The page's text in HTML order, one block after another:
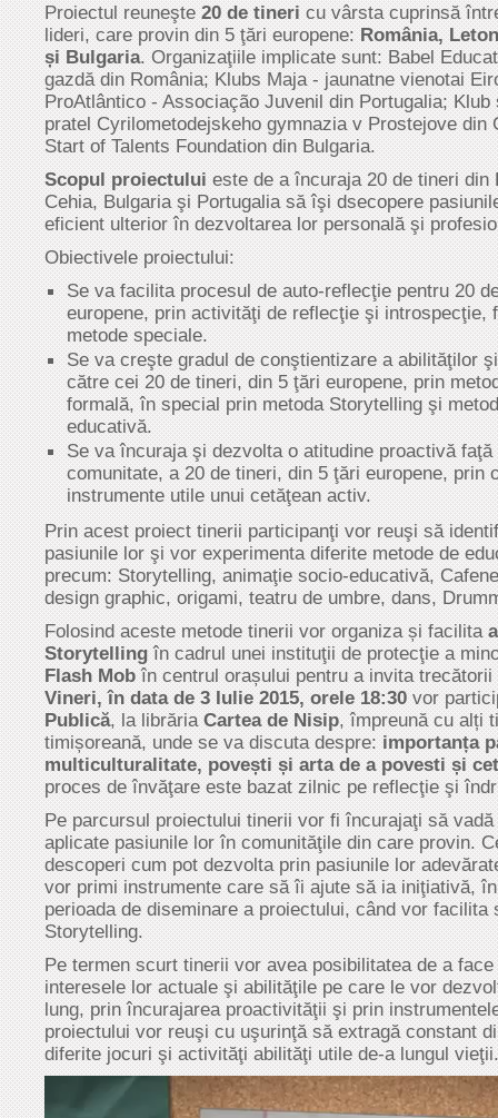
Proiectul reuneşte20 de tinericu vârsta cuprinsă
lideri, care provin din 5 ţări europene:România,
și Bulgaria. Organizaţiile implicate sunt: Babel
gazdă din România; Klubs Maja - jaunatne vienotai
ProAtlântico - Associação Juvenil din Portugalia; Klub
pratel Cyrilometodejskeho gymnazia v Prostejove din
Start of Talents Foundation din Bulgaria.
Scopul proiectuluieste de a încuraja 20 de tineri din
Cehia, Bulgaria şi Portugalia să îşi dsecopere
eficient ulterior în dezvoltarea lor personală şi
Obiectivele proiectului:
Se va facilita procesul de auto-reflecţie pentru 20
europene, prin activităţi de reflecţie şi introspecţie,
metode speciale.
Se va creşte gradul de conştientizare a abilităţilor
către cei 20 de tineri, din 5 ţări europene, prin
formală, în special prin metoda Storytelling şi
educativă.
Se va încuraja şi dezvolta o atitudine proactivă
comunitate, a 20 de tineri, din 5 ţări europene, prin
instrumente utile unui cetăţean activ.
Prin acest proiect tinerii participanţi vor reuşi să
pasiunile lor şi vor experimenta diferite metode de
precum: Storytelling, animaţie socio-educativă,
design graphic, origami, teatru de umbre, dans,
Folosind aceste metode tinerii vor organiza și facilita
Storytellingîn cadrul unei instituţii de protecţie a
Flash Mobîn centrul orașului pentru a invita trecătorii
Vineri, în data de 3 Iulie 2015, orele 18:30vor
Publică, la librăriaCartea de Nisip, împreună cu alți
timișoreană, unde se va discuta despre:importanța
multiculturalitate, povești și arta de a povesti și
proces de învăţare este bazat zilnic pe reflecţie şi
Pe parcursul proiectului tinerii vor fi încurajaţi să
aplicate pasiunile lor în comunităţile din care provin.
descoperi cum pot dezvolta prin pasiunile lor
vor primi instrumente care să îi ajute să ia iniţiativă,
perioada de diseminare a proiectului, când vor facilita
Storytelling.
Pe termen scurt tinerii vor avea posibilitatea de a
interesele lor actuale şi abilităţile pe care le vor
lung, prin încurajarea proactivităţii şi prin
proiectului vor reuşi cu uşurinţă să extragă constant
diferite jocuri şi activităţi abilităţi utile de-a lungul vieţii.